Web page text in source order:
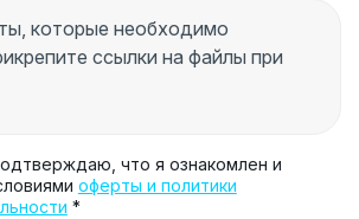
что я ознакомлен и
оферты и политики
*